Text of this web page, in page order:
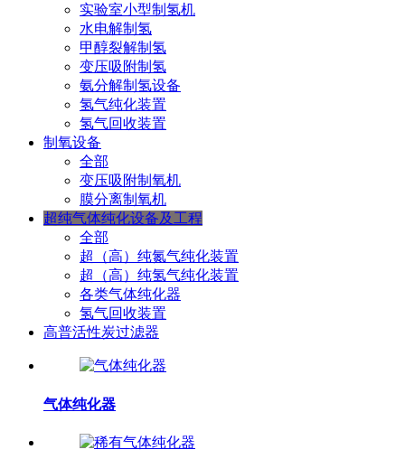
实验室小型制氢机
水电解制氢
甲醇裂解制氢
变压吸附制氢
氨分解制氢设备
氢气纯化装置
氢气回收装置
制氧设备
全部
变压吸附制氧机
膜分离制氧机
超纯气体纯化设备及工程
全部
超（高）纯氮气纯化装置
超（高）纯氢气纯化装置
各类气体纯化器
氢气回收装置
高普活性炭过滤器
气体纯化器